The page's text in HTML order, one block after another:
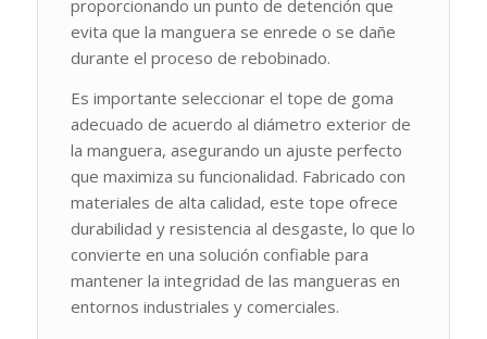
proporcionando un punto de detención que
evita que la manguera se enrede o se dañe
durante el proceso de rebobinado.
Es importante seleccionar el tope de goma
adecuado de acuerdo al diámetro exterior de
la manguera, asegurando un ajuste perfecto
que maximiza su funcionalidad. Fabricado con
materiales de alta calidad, este tope ofrece
durabilidad y resistencia al desgaste, lo que lo
convierte en una solución confiable para
mantener la integridad de las mangueras en
entornos industriales y comerciales.